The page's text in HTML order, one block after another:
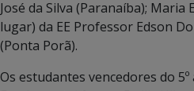
José da Silva (Paranaíba); Maria
lugar) da EE Professor Edson
(Ponta Porã).
Os estudantes vencedores do